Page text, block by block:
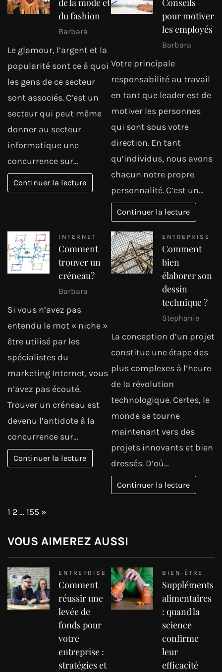
du fashion
Barbara
Le glamour, l’argent et la
popularité sont ce à quoi
les gens de ce secteur
sont associés. C’est un
secteur qui peut même
donner au secteur
informatique une
concurrence sur…
Continuer la lecture
pour motiver
les employés
Barbara
Votre principale
responsabilité au travail
en tant que leader est de
motiver les personnes
qui sont sous votre
direction. En tant
qu’individus, nous avons
chacun notre propre
personnalité. C’est un…
Continuer la lecture
INTERNET
Comment
trouver un
créneau?
Barbara
Si vous n’avez pas
entendu le mot « niche »
être utilisé par les
spécialistes du
marketing Internet, vous
n’avez pas écouté.
Trouver un créneau est
devenu l’antidote à la
concurrence sur…
Continuer la lecture
ENTREPRISE
Comment
bien
élaborer son
dessin
technique ?
Stephanie
La conception d’un projet
constitue une étape des
plus complexes à l’heure
de la révolution
technologique. Certes, le
monde se tourne
maintenant vers des
projets innovants et bien
dressés. D’où…
Continuer la lecture
Page:
1 2…155 Next
»
VOUS AIMEREZ AUSSI
ENTREPRISE
Comment
réussir une
levée de
fonds pour
votre
entreprise :
stratégies et
BIEN-ÊTRE
Suppléments
alimentaires
: quand la
science
confirme
leur
efficacité